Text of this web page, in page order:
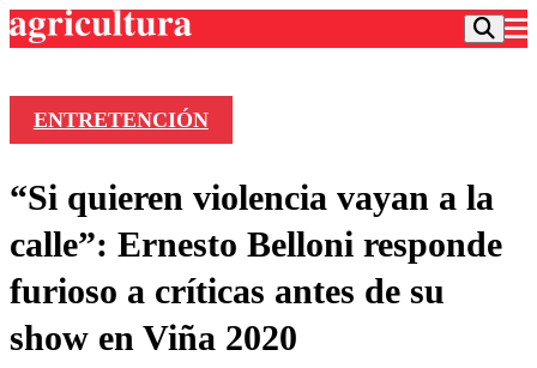
Frecuencias
Agricultura TV
Deportes
Colo Colo
Motor
Entretención
Noticias
Vida Social
ENTRETENCIÓN
“Si quieren violencia vayan a la
calle”: Ernesto Belloni responde
furioso a críticas antes de su
show en Viña 2020